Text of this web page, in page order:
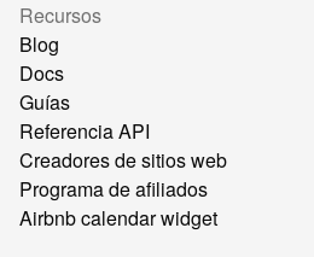
Recursos
Blog
Docs
Guías
Referencia API
Creadores de sitios web
Programa de afiliados
Airbnb calendar widget